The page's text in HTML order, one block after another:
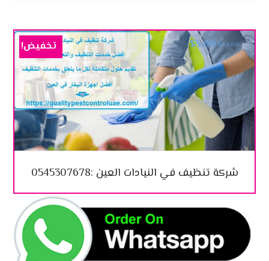
شركة تنظيف في النيادات العين :0545307678
$10.00
$5.00 تخفيض!